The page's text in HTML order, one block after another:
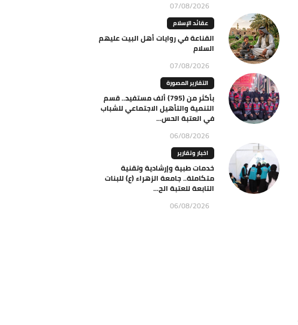
07/08/2026
عقائد الإسلام
القناعة في روايات أهل البيت عليهم
السلام
07/08/2026
التقارير المصورة
بأكثر من (795) ألف مستفيد.. قسم
التنمية والتأهيل الاجتماعي للشباب
في العتبة الحس...
06/08/2026
اخبار وتقارير
خدمات طبية وإرشادية وتقنية
متكاملة.. جامعة الزهراء (ع) للبنات
التابعة للعتبة الح...
06/08/2026